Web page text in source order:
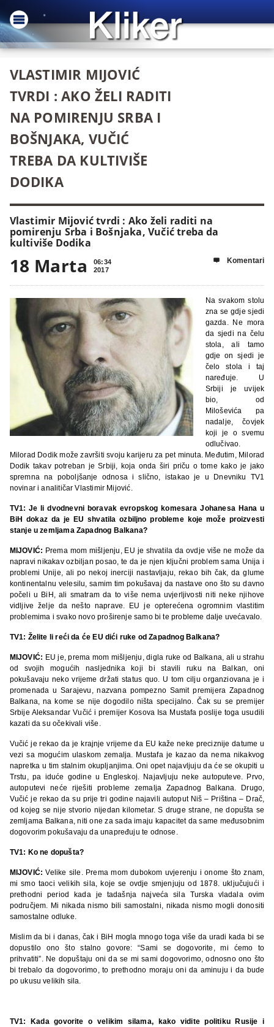
VLASTIMIR MIJOVIĆ
TVRDI : AKO ŽELI RADITI
NA POMIRENJU SRBA I
BOŠNJAKA, VUČIĆ
TREBA DA KULTIVIŠE
DODIKA
Vlastimir Mijović tvrdi : Ako želi raditi na
pomirenju Srba i Bošnjaka, Vučić treba da
kultiviše Dodika
18 Marta
06:34
2017
 Komentari
Na svakom stolu
zna se gdje sjedi
gazda. Ne mora
da sjedi na čelu
stola, ali tamo
gdje on sjedi je
čelo stola i taj
naređuje. U
Srbiji je uvijek
bio, od
Miloševića pa
nadalje, čovjek
koji je o svemu
odlučivao.
Milorad Dodik može završiti svoju karijeru za pet minuta. Međutim, Milorad
Dodik takav potreban je Srbiji, koja onda širi priču o tome kako je jako
spremna na poboljšanje odnosa i slično, istakao je u Dnevniku TV1
novinar i analitičar Vlastimir Mijović.
TV1: Je li dvodnevni boravak evropskog komesara Johanesa Hana u
BiH dokaz da je EU shvatila ozbiljno probleme koje može proizvesti
stanje u zemljama Zapadnog Balkana?
MIJOVIĆ: Prema mom mišljenju, EU je shvatila da ovdje više ne može da
napravi nikakav ozbiljan posao, te da je njen ključni problem sama Unija i
problemi Unije, ali po nekoj inerciji nastavljaju, rekao bih čak, da glume
kontinentalnu velesilu, samim tim pokušavaj da nastave ono što su davno
počeli u BiH, ali smatram da to više nema uvjerljivosti niti neke njihove
vidljive želje da nešto naprave. EU je opterećena ogromnim vlastitim
problemima i svako novo proširenje samo bi te probleme dalje uvećavalo.
TV1: Želite li reći da će EU dići ruke od Zapadnog Balkana?
MIJOVIĆ: EU je, prema mom mišljenju, digla ruke od Balkana, ali u strahu
od svojih mogućih nasljednika koji bi stavili ruku na Balkan, oni
pokušavaju neko vrijeme držati status quo. U tom cilju organziovana je i
promenada u Sarajevu, nazvana pompezno Samit premijera Zapadnog
Balkana, na kome se nije dogodilo ništa specijalno. Čak su se premijer
Srbije Aleksandar Vučić i premijer Kosova Isa Mustafa poslije toga usudili
kazati da su očekivali više.
Vučić je rekao da je krajnje vrijeme da EU kaže neke preciznije datume u
vezi sa mogućim ulaskom zemalja. Mustafa je kazao da nema nikakvog
napretka u tim stalnim okupljanjima. Oni opet najavljuju da će se okupiti u
Trstu, pa iduće godine u Engleskoj. Najavljuju neke autoputeve. Prvo,
autoputevi neće riješiti probleme zemalja Zapadnog Balkana. Drugo,
Vučić je rekao da su prije tri godine najavili autoput Niš – Priština – Drač,
od kojeg se nije stvorio nijedan kilometar. S druge strane, ne dopušta se
zemljama Balkana, niti one za sada imaju kapacitet da same međusobnim
dogovorim pokušavaju da unapređuju te odnose.
TV1: Ko ne dopušta?
MIJOVIĆ: Velike sile. Prema mom dubokom uvjerenju i onome što znam,
mi smo taoci velikih sila, koje se ovdje smjenjuju od 1878. uključujući i
prethodni period kada je tadašnja najveća sila Turska vladala ovim
područjem. Mi nikada nismo bili samostalni, nikada nismo mogli donositi
samostalne odluke.
Mislim da bi i danas, čak i BiH mogla mnogo toga više da uradi kada bi se
dopustilo ono što stalno govore: “Sami se dogovorite, mi ćemo to
prihvatiti”. Ne dopuštaju oni da se mi sami dogovorimo, odnosno ono što
bi trebalo da dogovorimo, to prethodno moraju oni da aminuju i da bude
po ukusu velikih sila.
TV1: Kada govorite o velikim silama, kako vidite politiku Rusije i